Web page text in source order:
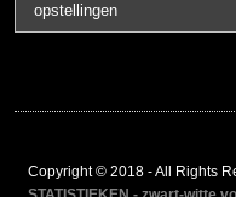
opstellingen
Copyright © 2018 - All Rights